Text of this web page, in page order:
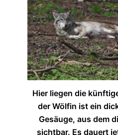
Hier liegen die
der Wölfin ist ein
Gesäuge, aus dem
sichtbar. Es dauert